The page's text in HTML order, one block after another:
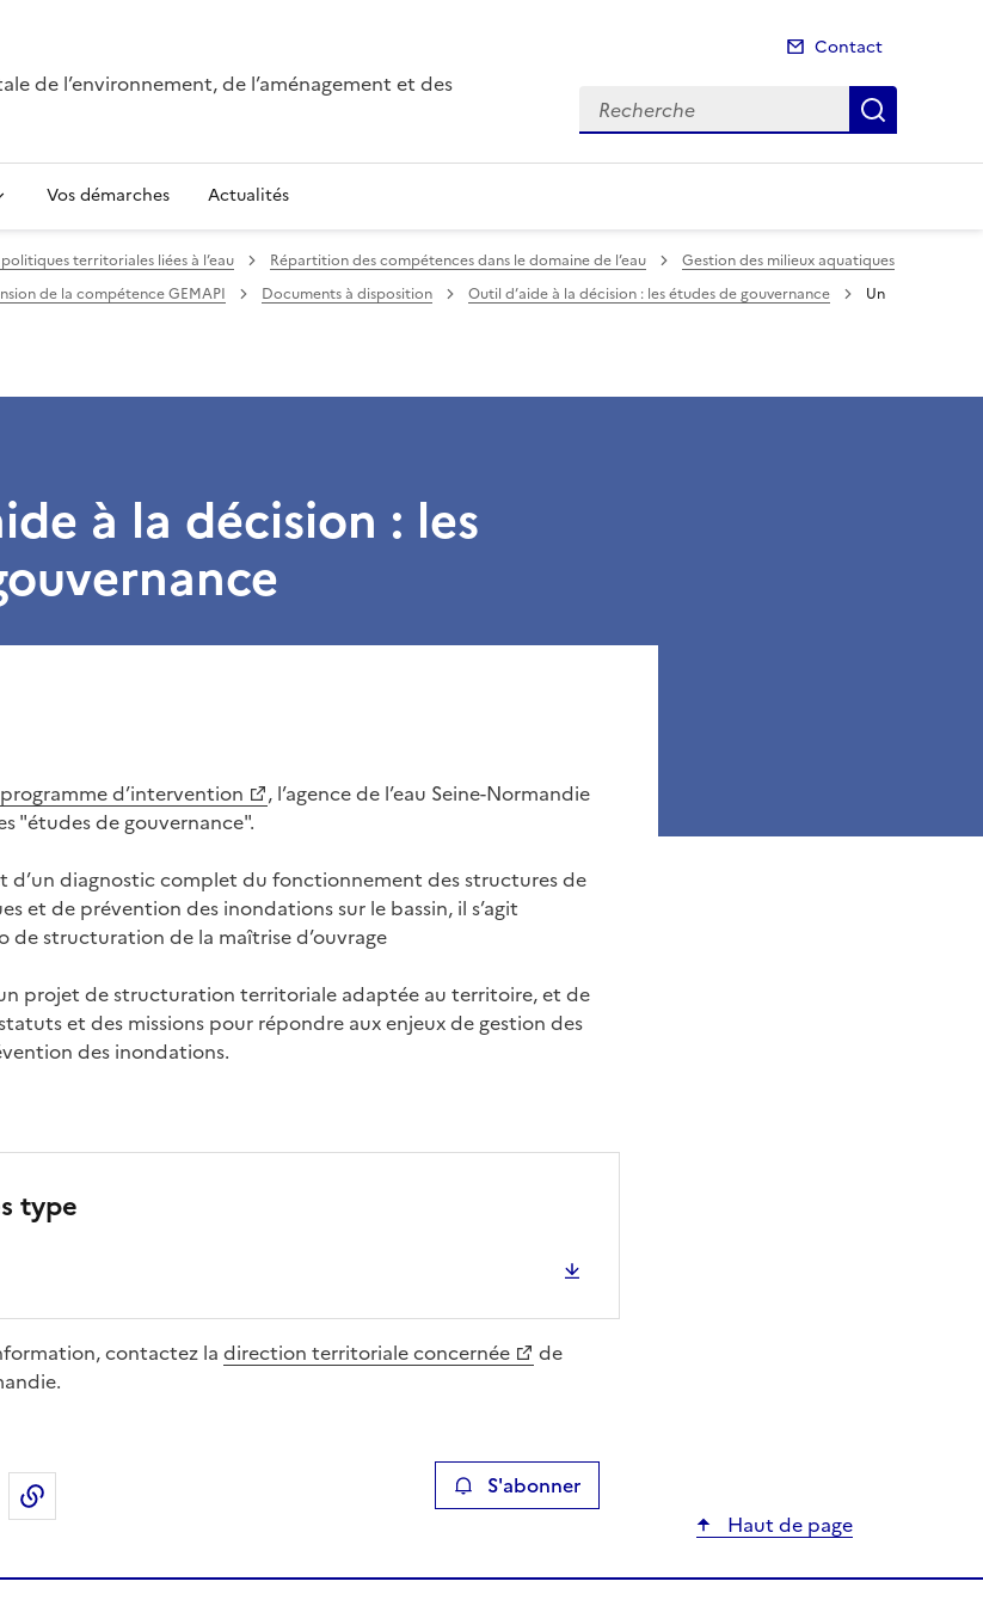
de l’environnement, de l’aménagement et des
Contact
Recherche
Vos démarches Actualités
territoriales liées à l’eau Répartition des compétences dans le domaine de l’eau
Gestion des milieux aquatiques
de la compétence GEMAPI Documents à disposition Outil d’aide à la décision : les études de gouvernance
Un
à la décision : les
d’intervention
, l’agence de l’eau Seine-Normandie
"études de gouvernance".
d’un diagnostic complet du fonctionnement des structures de
et de prévention des inondations sur le bassin, il s’agit
de structuration de la maîtrise d’ouvrage
projet de structuration territoriale adaptée au territoire, et de
et des missions pour répondre aux enjeux de gestion des
des inondations.
type
contactez la direction territoriale concernée
de
sur LinkedIn
Partager par emailCopier le lien de la page dans le presse-papier S'abonner
Haut de page